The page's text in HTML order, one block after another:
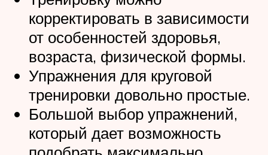
корректировать в зависимости
от особенностей здоровья,
возраста, физической формы.
Упражнения для круговой
тренировки довольно простые.
Большой выбор упражнений,
который дает возможность